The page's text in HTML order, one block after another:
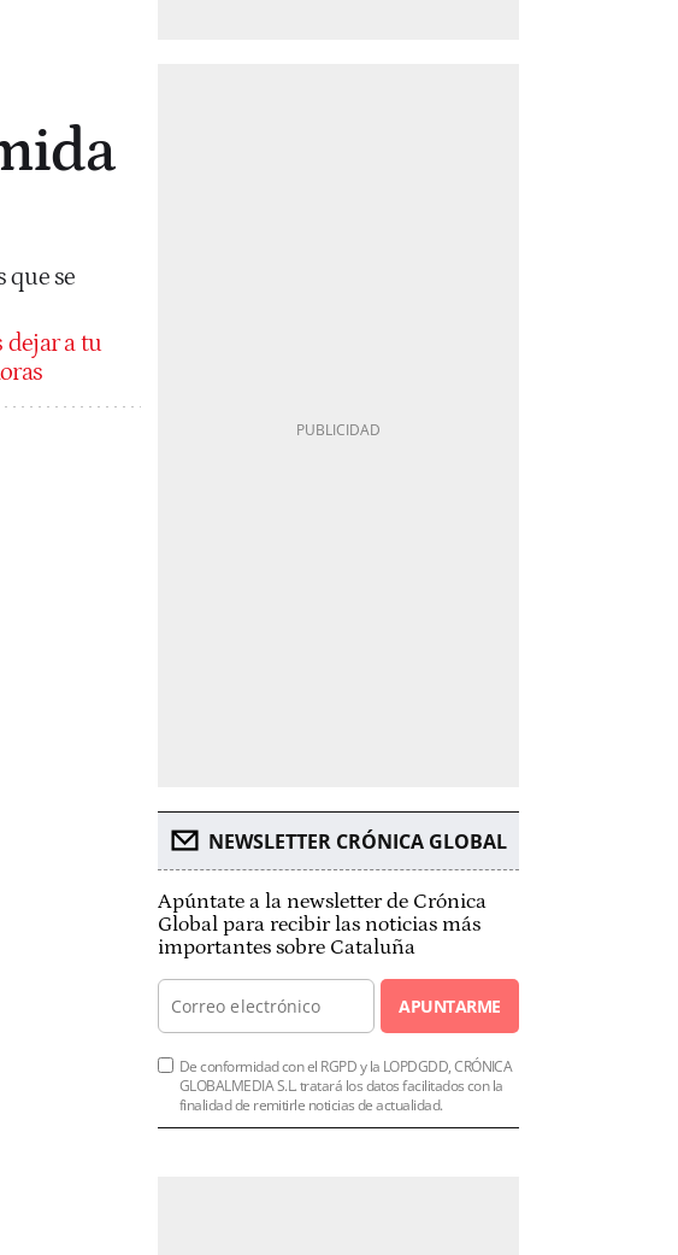
que se
dejar a tu
NEWSLETTER CRÓNICA GLOBAL
Apúntate a la newsletter de Crónica
Global para recibir las noticias más
importantes sobre Cataluña
APUNTARME
De conformidad con el RGPD y la LOPDGDD, CRÓNICA
GLOBALMEDIA S.L. tratará los datos facilitados con la
finalidad de remitirle noticias de actualidad.